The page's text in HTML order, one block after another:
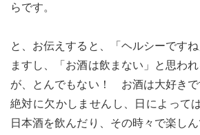
らです。
と、お伝えすると、「ヘルシーです
ますし、「お酒は飲まない」と思わ
が、とんでもない！ お酒は大好きで
絶対に欠かしませんし、日によって
日本酒を飲んだり、その時々で楽しん